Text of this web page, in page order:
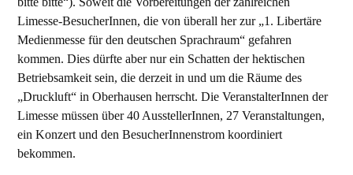
Limesse-BesucherInnen, die von überall her zur „1. Libertäre
Medienmesse für den deutschen Sprachraum“ gefahren
kommen. Dies dürfte aber nur ein Schatten der hektischen
Betriebsamkeit sein, die derzeit in und um die Räume des
„Druckluft“ in Oberhausen herrscht. Die VeranstalterInnen der
Limesse müssen über 40 AusstellerInnen, 27 Veranstaltungen,
ein Konzert und den BesucherInnenstrom koordiniert
bekommen.